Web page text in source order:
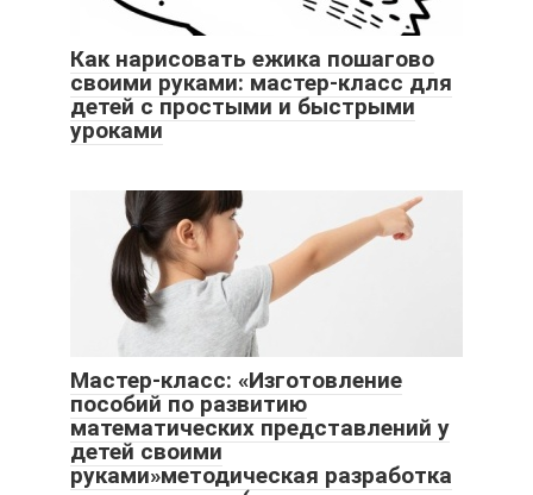
Как нарисовать ежика пошагово
своими руками: мастер-класс для
детей с простыми и быстрыми
уроками
Мастер-класс: «Изготовление
пособий по развитию
математических представлений у
детей своими
руками»методическая разработка